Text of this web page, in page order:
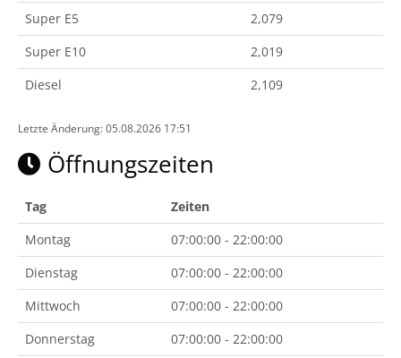
Super E5
2,079
Super E10
2,019
Diesel
2,109
Letzte Änderung: 05.08.2026 17:51
Öffnungszeiten
Tag
Zeiten
Montag
07:00:00 - 22:00:00
Dienstag
07:00:00 - 22:00:00
Mittwoch
07:00:00 - 22:00:00
Donnerstag
07:00:00 - 22:00:00